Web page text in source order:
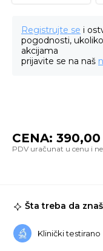
Registrujte se i
pogodnosti,
akcijama
prijavite se na naš
CENA: 390,00
Šta treba da znaš
Klinički testirano